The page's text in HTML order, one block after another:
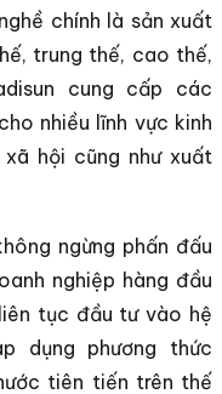
chính là sản xuất
trung thế, cao thế,
cung cấp các
nhiều lĩnh vực kinh
hội cũng như xuất
ngừng phấn đấu
nghiệp hàng đầu
tục đầu tư vào hệ
dụng phương thức
tiên tiến trên thế